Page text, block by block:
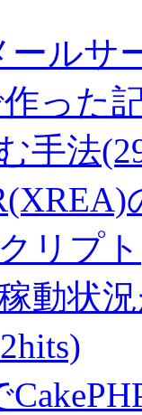
ールサ
作った
手法
リプ
動状